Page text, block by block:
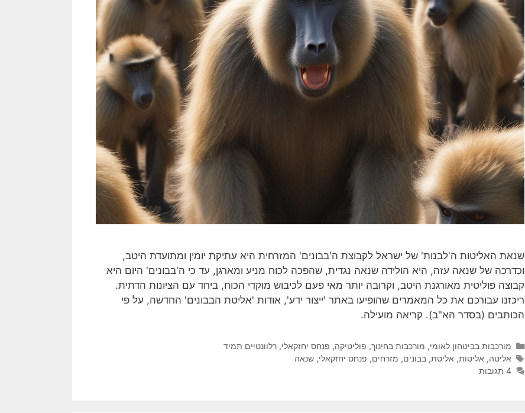
שנאת האליטות ה'לבנות' של ישראל לקבוצת ה'בבונים' המזרחית היא עתיקת יומין ומתועדת היטב,
וכדרכה של שנאה עזה, היא הולידה שנאה נגדית, שהפכה לכוח מניע ומארגן, עד כי ה'בבונים' היום היא
קבוצה פוליטית מאורגנת היטב, וקרובה יותר מאי פעם לכיבוש מוקדי הכוח, ביחד עם הציונות הדתית.
ריכזנו עבורכם את כל המאמרים שהופיעו באתר 'ייצור ידע', אודות 'אליטת הבבונים' החדשה, על פי
הכותבים (בסדר הא"ב). קריאה מועילה.
קטגוריות
מורכבות בביטחון לאומי, מורכבות בחינוך, פוליטיקה, פנחס יחזקאלי, רלוונטיים תמיד
תגיות
אליטה, אליטות, אליטת, בבונים, מזרחים, פנחס יחזקאלי, שנאה
4 תגובות